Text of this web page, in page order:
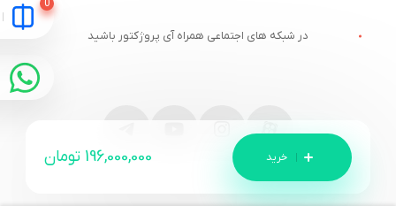
196,000,000 تومان
در شبکه های اجتماعی همراه آی پروژکتور باشید